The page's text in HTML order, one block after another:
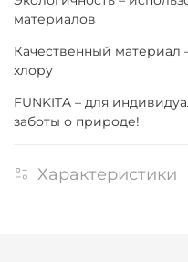
материалов
Качественный материал
хлору
FUNKITA – для
заботы о природе!
Характеристики